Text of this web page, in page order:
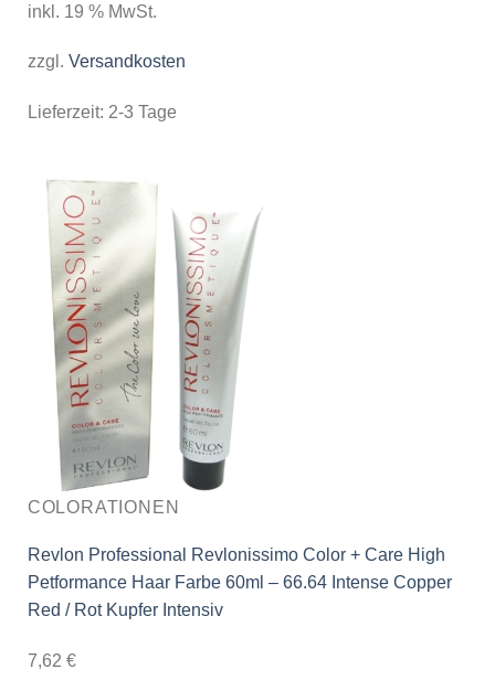
inkl. 19 % MwSt.
zzgl. Versandkosten
Lieferzeit: 2-3 Tage
COLORATIONEN
Revlon Professional Revlonissimo Color + Care High
Petformance Haar Farbe 60ml – 66.64 Intense Copper
Red / Rot Kupfer Intensiv
7,62 €